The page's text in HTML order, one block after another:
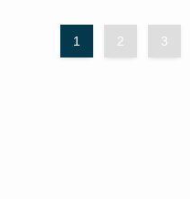
1 2 3